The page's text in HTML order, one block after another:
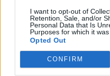
I want to opt-out of
Retention, Sale, and/or
Personal Data that Is
Purposes for which it was
Opted Out
CONFIRM